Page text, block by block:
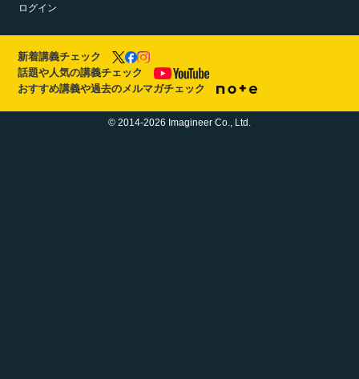
ログイン
新着講義チェック
話題や人気の講義チェック
おすすめ講義や過去のメルマガチェック
© 2014-2026 Imagineer Co., Ltd.